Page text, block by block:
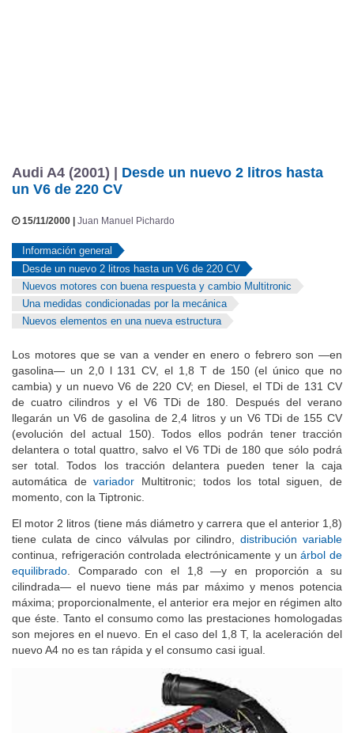
Audi A4 (2001) |Desde un nuevo 2 litros hasta
Información general
Desde un nuevo 2 litros hasta un V6 de 220 CV
Nuevos motores con buena respuesta y cambio Multitronic
Una medidas condicionadas por la mecánica
Los motores que se van a vender en enero o febrero son —en
gasolina— un 2,0 l 131 CV, el 1,8 T de 150 (el único que no
cambia) y un nuevo V6 de 220 CV; en Diesel, el TDi de 131 CV
de cuatro cilindros y el V6 TDi de 180. Después del verano
llegarán un V6 de gasolina de 2,4 litros y un V6 TDi de 155 CV
(evolución del actual 150). Todos ellos podrán tener tracción
delantera o total quattro, salvo el V6 TDi de 180 que sólo podrá
ser total. Todos los tracción delantera pueden tener la caja
automática devariadorMultitronic; todos los total siguen, de
El motor 2 litros (tiene más diámetro y carrera que el anterior 1,8)
tiene culata de cinco válvulas por cilindro,distribución variable
continua, refrigeración controlada electrónicamente y unárbol de
equilibrado
. Comparado con el 1,8 —y en proporción a su
cilindrada— el nuevo tiene más par máximo y menos potencia
máxima; proporcionalmente, el anterior era mejor en régimen alto
que éste. Tanto el consumo como las prestaciones homologadas
son mejores en el nuevo. En el caso del 1,8 T, la aceleración del